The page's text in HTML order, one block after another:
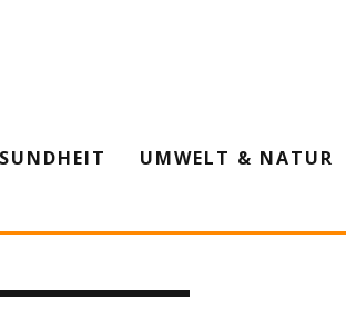
UMWELT & NATUR